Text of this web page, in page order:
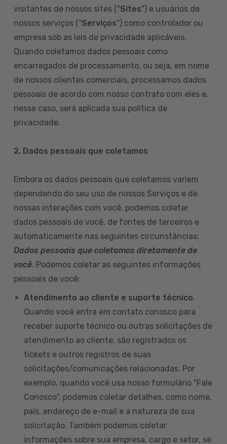
visitantes de nossos sites ("Sites") e usuários de
nossos serviços ("Serviços") como controlador ou
empresa sob as leis de privacidade aplicáveis.
Quando coletamos dados pessoais como
encarregados de processamento, ou seja, em nome
de nossos clientes comerciais, processamos dados
pessoais de acordo com nosso contrato com eles e,
nesse caso, será aplicada sua política de
privacidade.
2. Dados pessoais que coletamos
Embora os dados pessoais que coletamos variem
dependendo do seu uso de nossos Serviços e de
nossas interações com você, podemos coletar
dados pessoais de você, de fontes de terceiros e
automaticamente nas seguintes circunstâncias:
Dados pessoais que coletamos diretamente de
você. Podemos coletar as seguintes informações
pessoais de você:
Atendimento ao cliente e suporte técnico.
Quando você entra em contato conosco para
receber suporte técnico ou outras solicitações de
atendimento ao cliente, são registrados os
tickets e outros registros de suas
solicitações/comunicações relacionadas. Por
exemplo, quando você usa nosso formulário "Fale
Conosco", podemos coletar detalhes, como nome,
país, endereço de e-mail e a natureza de sua
solicitação. Também podemos coletar
informações sobre sua empresa, cargo e setor, se